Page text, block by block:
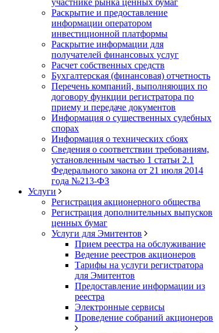
участнике рынка ценных бумаг
Раскрытие и предоставление
информации оператором
инвестиционной платформы
Раскрытие информации для
получателей финансовых услуг
Расчет собственных средств
Бухгалтерская (финансовая) отчетность
Перечень компаний, выполняющих по
договору функции регистратора по
приему и передаче документов
Информация о существенных судебных
спорах
Информация о технических сбоях
Сведения о соответствии требованиям,
установленным частью 1 статьи 2.1
Федерального закона от 21 июля 2014
года №213-ФЗ
Услуги
Регистрация акционерного общества
Регистрация дополнительных выпусков
ценных бумаг
Услуги для Эмитентов
Прием реестра на обслуживание
Ведение реестров акционеров
Тарифы на услуги регистратора
для Эмитентов
Предоставление информации из
реестра
Электронные сервисы
Проведение собраний акционеров